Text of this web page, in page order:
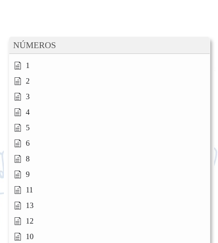
NÚMEROS
1
2
3
4
5
6
8
9
11
13
12
10